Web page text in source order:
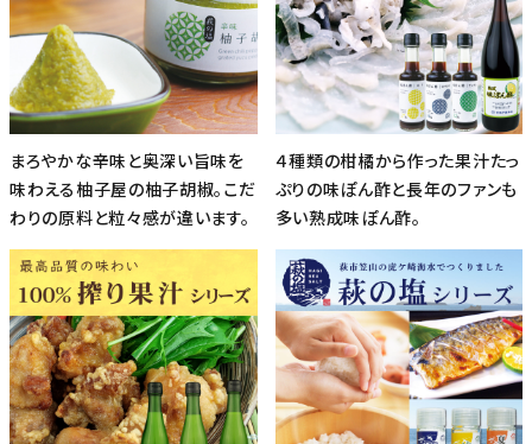
まろやかな辛味と奥深い旨味を
味わえる柚子屋の柚子胡椒。こだ
わりの原料と粒々感が違います。
４種類の柑橘から作った果汁たっ
ぷりの味ぽん酢と長年のファンも
多い熟成味ぽん酢。